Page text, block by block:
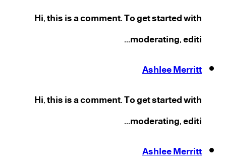
Hi, this is a comment. To get started with
moderating, editi...
Ashlee Merritt
Hi, this is a comment. To get started with
moderating, editi...
Ashlee Merritt